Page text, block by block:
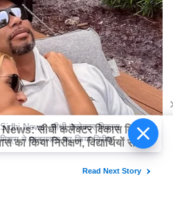
Sidhi News: सीधी कलेक्टर विकास
मिश्रा ने छात्रावास का किया निरीक्षण,
विद्यार्थियों संग किया रात्रि भोजन